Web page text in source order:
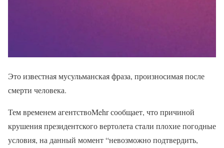
Это известная мусульманская фраза, произносимая после
смерти человека.
Тем временем агентствоMehr сообщает, что причиной
крушения президентского вертолета стали плохие погодные
условия, на данный момент “невозможно подтвердить,